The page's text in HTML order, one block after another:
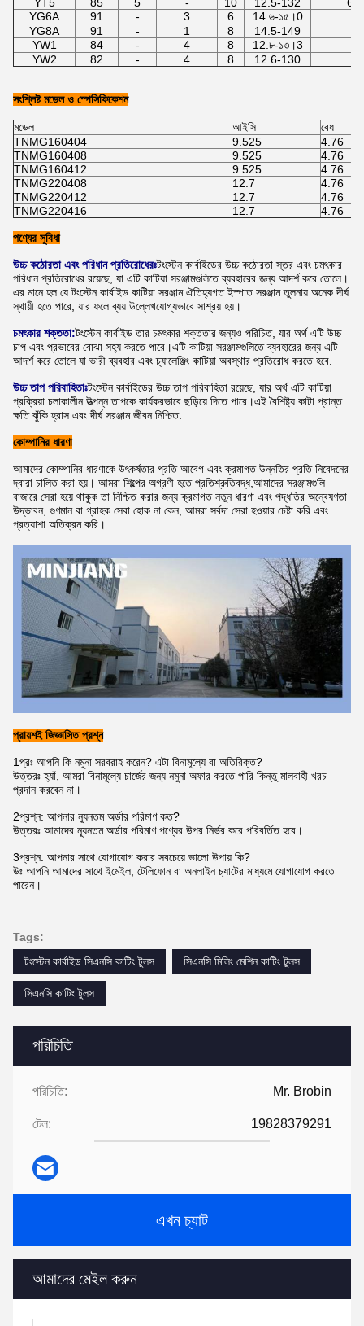
পরিচিতি
পরিচিতি: Mr. Brobin
টেল: 19828379291
এখন চ্যাট
আমাদের মেইল করুন
YG6A
91 - 3 6 14.৬-১৫।0
YG8A
91 - 1 8 14.5-149
YW1
84 - 4 8 12.৮-১৩।3
YW2
82 - 4 8 12.6-130
সংশ্লিষ্ট মডেল ও স্পেসিফিকেশন
মডেল আইসি
বেধ
TNMG160404
9.525
4.76
TNMG160408
9.525
4.76
TNMG160412
9.525
4.76
TNMG220408
12.7
4.76
TNMG220412
12.7
4.76
TNMG220416
12.7 4.76
পণ্যের সুবিধা
উচ্চ কঠোরতা এবং পরিধান প্রতিরোধেরঃটংস্টেন কার্বাইডের উচ্চ কঠোরতা স্তর এবং চমৎকার
পরিধান প্রতিরোধের রয়েছে, যা এটি কাটিয়া সরঞ্জামগুলিতে ব্যবহারের জন্য আদর্শ করে তোলে।
এর মানে হল যে টংস্টেন কার্বাইড কাটিয়া সরঞ্জাম ঐতিহ্যগত ইস্পাত সরঞ্জাম তুলনায় অনেক দীর্ঘ
স্থায়ী হতে পারে, যার ফলে ব্যয় উল্লেখযোগ্যভাবে সাশ্রয় হয়।
চমৎকার শক্ততা:টংস্টেন কার্বাইড তার চমৎকার শক্ততার জন্যও পরিচিত, যার অর্থ এটি উচ্চ
চাপ এবং প্রভাবের বোঝা সহ্য করতে পারে।এটি কাটিয়া সরঞ্জামগুলিতে ব্যবহারের জন্য এটি
আদর্শ করে তোলে যা ভারী ব্যবহার এবং চ্যালেঞ্জিং কাটিয়া অবস্থার প্রতিরোধ করতে হবে.
উচ্চ তাপ পরিবাহিতাঃটংস্টেন কার্বাইডের উচ্চ তাপ পরিবাহিতা রয়েছে, যার অর্থ এটি কাটিয়া
প্রক্রিয়া চলাকালীন উত্পন্ন তাপকে কার্যকরভাবে ছড়িয়ে দিতে পারে।এই বৈশিষ্ট্য কাটা প্রান্ত
ক্ষতি ঝুঁকি হ্রাস এবং দীর্ঘ সরঞ্জাম জীবন নিশ্চিত.
কোম্পানির ধারণা
আমাদের কোম্পানির ধারণাকে উৎকর্ষতার প্রতি আবেগ এবং ক্রমাগত উন্নতির প্রতি নিবেদনের
দ্বারা চালিত করা হয়। আমরা শিল্পের অগ্রণী হতে প্রতিশ্রুতিবদ্ধ,আমাদের সরঞ্জামগুলি
বাজারে সেরা হয়ে থাকুক তা নিশ্চিত করার জন্য ক্রমাগত নতুন ধারণা এবং পদ্ধতির অন্বেষণতা
উদ্ভাবন, গুণমান বা গ্রাহক সেবা হোক না কেন, আমরা সর্বদা সেরা হওয়ার চেষ্টা করি এবং
প্রত্যাশা অতিক্রম করি।
প্রায়শই জিজ্ঞাসিত প্রশ্ন
1প্রঃ আপনি কি নমুনা সরবরাহ করেন? এটা বিনামূল্যে বা অতিরিক্ত?
উত্তরঃ হ্যাঁ, আমরা বিনামূল্যে চার্জের জন্য নমুনা অফার করতে পারি কিন্তু মালবাহী খরচ
প্রদান করবেন না।
2প্রশ্ন: আপনার ন্যূনতম অর্ডার পরিমাণ কত?
উত্তরঃ আমাদের ন্যূনতম অর্ডার পরিমাণ পণ্যের উপর নির্ভর করে পরিবর্তিত হবে।
3প্রশ্ন: আপনার সাথে যোগাযোগ করার সবচেয়ে ভালো উপায় কি?
উঃ আপনি আমাদের সাথে ইমেইল, টেলিফোন বা অনলাইন চ্যাটের মাধ্যমে যোগাযোগ করতে
পারেন।
Tags:
টংস্টেন কার্বাইড সিএনসি কাটিং টুলস
সিএনসি মিলিং মেশিন কাটিং টুলস
সিএনসি কাটিং টুলস